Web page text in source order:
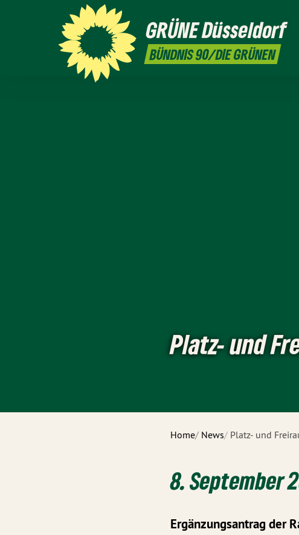
GRÜNEDüsseldorf
BÜNDNIS 90/DIE GRÜNEN
Platz- und
Home News Platz- und
8. September
Ergänzungsantrag der